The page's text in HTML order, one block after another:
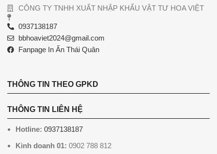
CÔNG TY TNHH XUẤT NHẬP KHẨU VẬT TƯ HOA VIỆT
0937138187
bbhoaviet2024@gmail.com
Fanpage In Ấn Thái Quân
THÔNG TIN THEO GPKD
THÔNG TIN LIÊN HỆ
Hotline: 0937138187
Kinh doanh 01: 0902 788 812